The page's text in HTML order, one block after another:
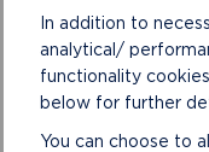
I gael gwybodaeth
gael y cyngor
In addition to
analytical/
functionality
below for further
You can choose to